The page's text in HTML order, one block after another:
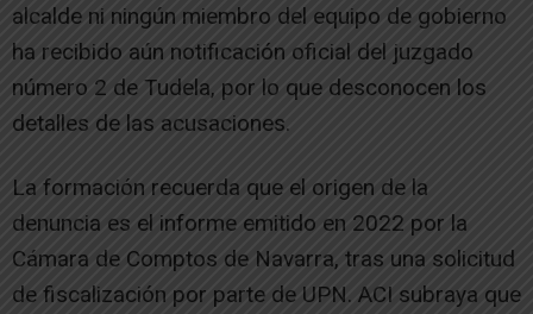
alcalde ni ningún miembro del equipo de gobierno
ha recibido aún notificación oficial del juzgado
número 2 de Tudela, por lo que desconocen los
detalles de las acusaciones.
La formación recuerda que el origen de la
denuncia es el informe emitido en 2022 por la
Cámara de Comptos de Navarra, tras una solicitud
de fiscalización por parte de UPN. ACI subraya que